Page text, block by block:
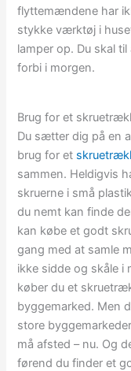
flyttemændene har
stykke værktøj i
lamper op. Du skal
forbi i morgen.
Brug for et
Du sætter dig på en
brug for et
sammen. Heldigvis
skruerne i små
du nemt kan finde
kan købe et godt
gang med at samle
ikke sidde og skåle i
køber du et
byggemarked. Men
store
må afsted – nu. Og
førend du finder et